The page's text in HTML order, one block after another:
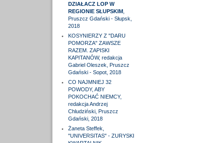
DZIAŁACZ LOP W
REGIONIE SŁUPSKIM,
Pruszcz Gdański - Słupsk,
2018
KOSYNIERZY Z "DARU
POMORZA" ZAWSZE
RAZEM. ZAPISKI
KAPITANÓW, redakcja
Gabriel Oleszek, Pruszcz
Gdański - Sopot, 2018
CO NAJMNIEJ 32
POWODY, ABY
POKOCHAĆ NIEMCY,
redakcja Andrzej
Chludziński, Pruszcz
Gdański, 2018
Żaneta Steffek,
"UNIVERSITAS" - ZURYSKI